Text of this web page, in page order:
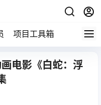
项目工具箱
电影《白蛇：浮